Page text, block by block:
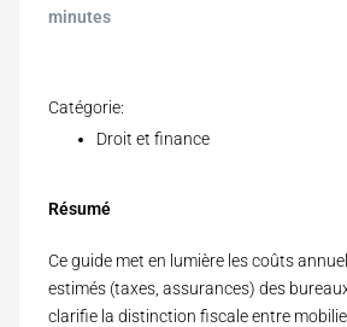
minutes
Catégorie:
Droit et finance
Résumé
Ce guide met en lumière les coûts
estimés (taxes, assurances) des
clarifie la distinction fiscale entre